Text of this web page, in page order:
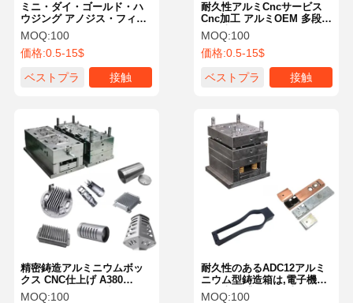
耐久性アルミCncサービス
Cnc加工 アルミOEM 多段階
金属表面処理
MOQ:100
価格:0.5-15$
ベストプラ
接触
ミニ・ダイ・ゴールド・ハ
ウジング アノジス・フィニ
ッシュ・ゴールド・アルミ
ニウム・ハウジング ハンド
ヘルド・デバイス用
MOQ:100
価格:0.5-15$
ベストプラ
接触
耐久性のあるADC12アルミ
ニウム型鋳造箱は,電子機器,
自動車,工業用,CNC加工,ア
MOQ:100
精密鋳造アルミニウムボッ
クス CNC仕上げ A380
ADC12 ダイカスト部品
MOQ:100